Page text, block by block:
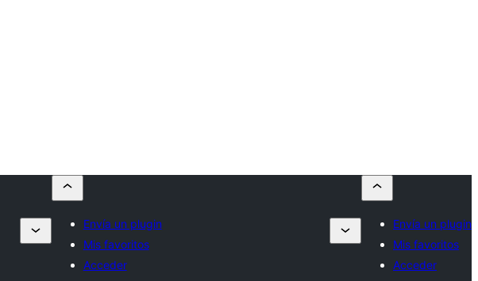
Envía un plugin
Mis favoritos
Acceder
Envía un plugin
Mis favoritos
Acceder